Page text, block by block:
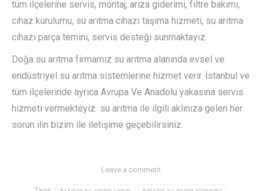
tüm ilçelerine servis, montaj, arıza giderimi, filtre bakımı,
cihaz kurulumu, su arıtma cihazı taşıma hizmeti, su arıtma
cihazı parça temini, servis desteği sunmaktayız.
Doğa su arıtma firmamız su arıtma alanında evsel ve
endüstriyel su arıtma sistemlerine hizmet verir. İstanbul ve
tüm ilçelerinde ayrıca Avrupa Ve Anadolu yakasına servis
hizmeti vermekteyiz su arıtma ile ilgili aklınıza gelen her
sorun ilin bizim ile iletişime geçebilirsiniz.
Leave a comment